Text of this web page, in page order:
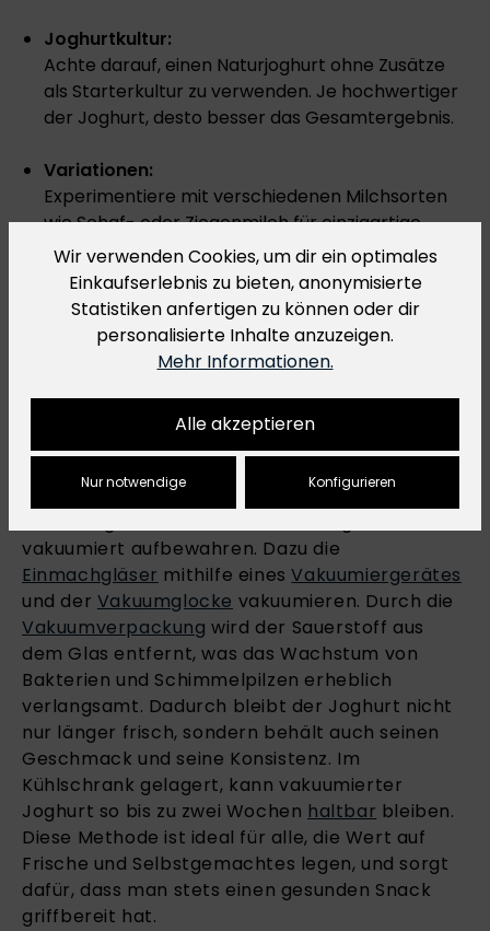
Joghurtkultur:
Achte darauf, einen Naturjoghurt ohne Zusätze
als Starterkultur zu verwenden. Je hochwertiger
der Joghurt, desto besser das Gesamtergebnis.
Variationen:
Experimentiere mit verschiedenen Milchsorten
wie Schaf- oder Ziegenmilch für einzigartige
Geschmacksrichtungen.
Temperatur:
Eine Temperatur von 45 °C hat sich als ideal
erwiesen, um die Joghurtkulturen zu aktivieren,
Vakuumieren und Haltbarkeit verlängern
Selbstgemachter Joghurt lässt sich
vakuumiert aufbewahren. Dazu die
Einmachgläser mithilfe einesVakuumiergerätes
und der Vakuumglocke vakuumieren. Durch die
Vakuumverpackung wird der Sauerstoff aus
dem Glas entfernt, was das Wachstum von
Bakterien und Schimmelpilzen erheblich
verlangsamt. Dadurch bleibt der Joghurt nicht
nur länger frisch, sondern behält auch seinen
Geschmack und seine Konsistenz. Im
Kühlschrank gelagert, kann vakuumierter
Joghurt so bis zu zwei Wochen haltbar bleiben.
Diese Methode ist ideal für alle, die Wert auf
Frische und Selbstgemachtes legen, und sorgt
dafür, dass man stets einen gesunden Snack
griffbereit hat.
Wir verwenden Cookies, um dir ein optimales
Einkaufserlebnis zu bieten, anonymisierte
Statistiken anfertigen zu können oder dir
personalisierte Inhalte anzuzeigen.
Mehr Informationen.
Alle akzeptieren
Nur notwendige Konfigurieren